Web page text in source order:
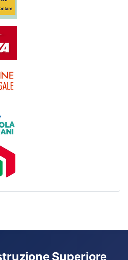
Superiore